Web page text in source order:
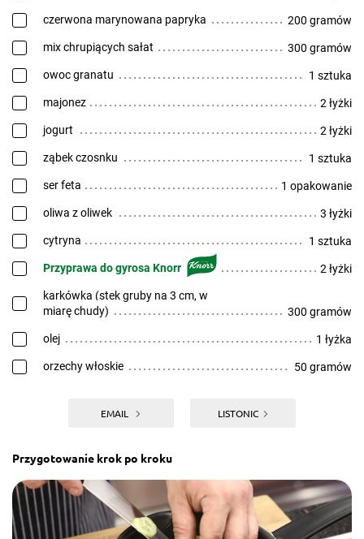
czerwona marynowana papryka 200 gramów
mix chrupiących sałat 300 gramów
owoc granatu 1 sztuka
majonez 2 łyżki
jogurt 2 łyżki
ząbek czosnku 1 sztuka
ser feta 1 opakowanie
oliwa z oliwek 3 łyżki
cytryna 1 sztuka
Przyprawa do gyrosa Knorr 2 łyżki
karkówka (stek gruby na 3 cm, w
miarę chudy)
300 gramów
olej 1 łyżka
orzechy włoskie 50 gramów
EMAIL LISTONIC
Przygotowanie krok po kroku